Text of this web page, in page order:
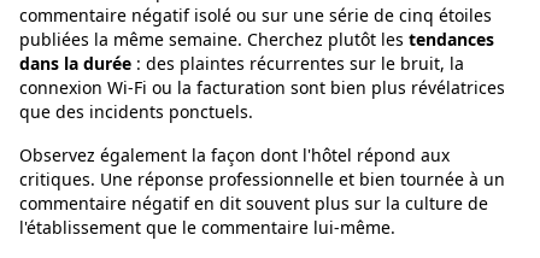
commentaire négatif isolé ou sur une série de cinq étoiles
publiées la même semaine. Cherchez plutôt les tendances
dans la durée : des plaintes récurrentes sur le bruit, la
connexion Wi-Fi ou la facturation sont bien plus révélatrices
que des incidents ponctuels.
Observez également la façon dont l'hôtel répond aux
critiques. Une réponse professionnelle et bien tournée à un
commentaire négatif en dit souvent plus sur la culture de
l'établissement que le commentaire lui-même.